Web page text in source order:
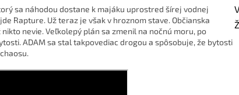
sa náhodou dostane k majáku uprostred šírej vodnej
Rapture. Už teraz je však v hroznom stave. Občianska
nevie. Veľkolepý plán sa zmenil na nočnú moru, po
ADAM sa stal takpovediac drogou a spôsobuje, že bytosti